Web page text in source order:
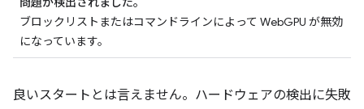
ブロックリストまたはコマンドラインによって WebGPU が無効
になっています。
良いスタートとは言えません。ハードウェアの検出に失敗